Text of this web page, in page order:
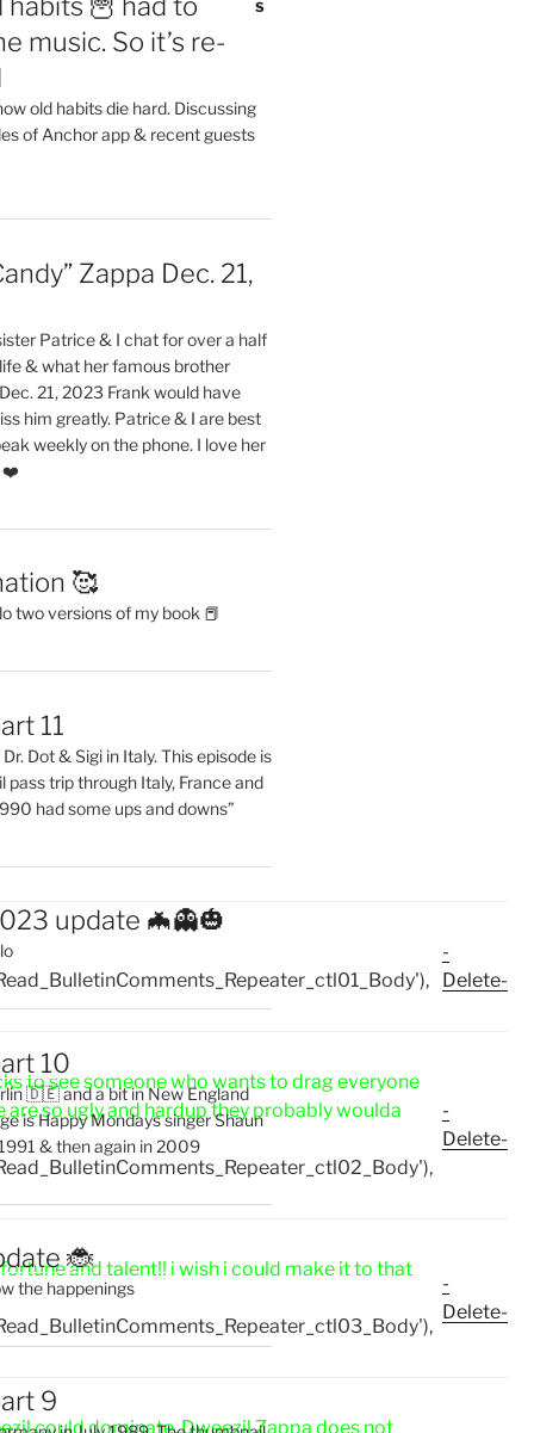
-
Delete-
to see someone who wants to drag everyone
so ugly and hardup they probably woulda
-
Delete-
and talent!! i wish i could make it to that
-
Delete-
could dominate. Dweezil Zappa does not
habits 🦉 had to
music. So it’s re-
old habits die hard. Discussing
of Anchor app & recent guests
Zappa Dec. 21,
Patrice & I chat for over a half
& what her famous brother
21, 2023 Frank would have
him greatly. Patrice & I are best
weekly on the phone. I love her
❤️
🥰
two versions of my book 📕
11
Dot & Sigi in Italy. This episode is
pass trip through Italy, France and
had some ups and downs”
update 🦇👻🎃
10
🇩🇪 and a bit in New England
is Happy Mondays singer Shaun
& then again in 2009
🐞
the happenings
9